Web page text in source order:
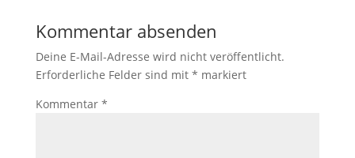
Kommentar absenden
Deine E-Mail-Adresse wird nicht veröffentlicht.
Erforderliche Felder sind mit * markiert
Kommentar *